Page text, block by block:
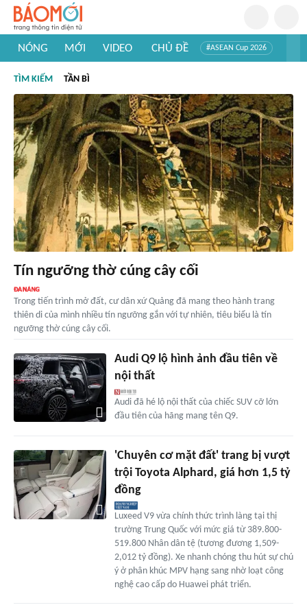
NÓNG MỚI VIDEO CHỦ ĐỀ #ASEAN Cup 2026
#Khám phá thế giới
TÌM KIẾM TẦN BÌ
Tín ngưỡng thờ cúng cây cối
Trong tiến trình mở đất, cư dân xứ Quảng đã mang theo hành trang
thiên di của mình nhiều tín ngưỡng gắn với tự nhiên, tiêu biểu là tín
ngưỡng thờ cúng cây cối.
Audi Q9 lộ hình ảnh đầu tiên về
nội thất
Audi đã hé lộ nội thất của chiếc SUV cỡ lớn
đầu tiên của hãng mang tên Q9.
'Chuyên cơ mặt đất' trang bị vượt
trội Toyota Alphard, giá hơn 1,5 tỷ
đồng
Luxeed V9 vừa chính thức trình làng tại thị
trường Trung Quốc với mức giá từ 389.800-
519.800 Nhân dân tệ (tương đương 1,509-
2,012 tỷ đồng). Xe nhanh chóng thu hút sự chú
ý ở phân khúc MPV hạng sang nhờ loạt công
nghệ cao cấp do Huawei phát triển.